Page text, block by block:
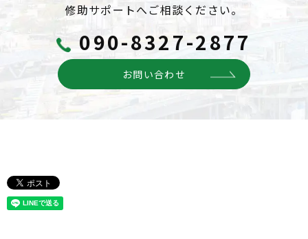
修助サポートへご相談ください。
090-8327-2877
お問い合わせ